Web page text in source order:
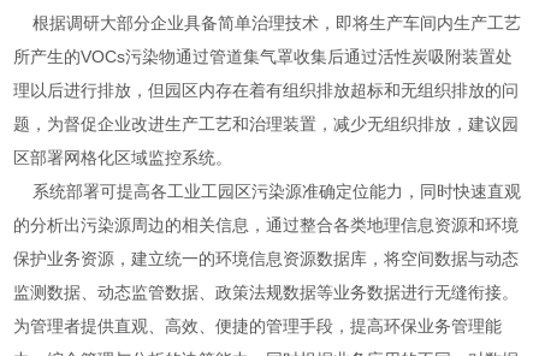
根据调研大部分企业具备简单治理技术，即将生产车间内生产工艺
所产生的VOCs污染物通过管道集气罩收集后通过活性炭吸附装置处
理以后进行排放，但园区内存在着有组织排放超标和无组织排放的问
题，为督促企业改进生产工艺和治理装置，减少无组织排放，建议园
区部署网格化区域监控系统。
系统部署可提高各工业工园区污染源准确定位能力，同时快速直观
的分析出污染源周边的相关信息，通过整合各类地理信息资源和环境
保护业务资源，建立统一的环境信息资源数据库，将空间数据与动态
监测数据、动态监管数据、政策法规数据等业务数据进行无缝衔接。
为管理者提供直观、高效、便捷的管理手段，提高环保业务管理能